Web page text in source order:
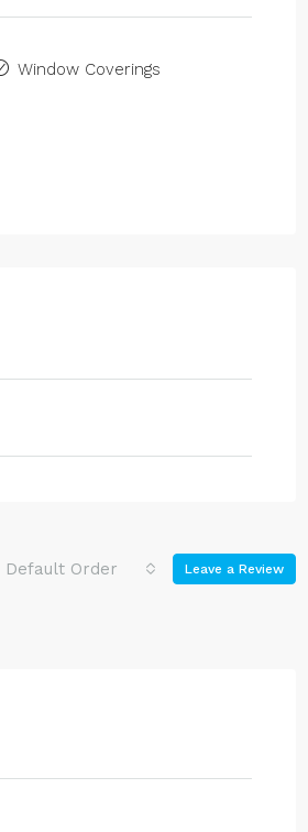
Window Coverings
Default Order Leave a Review